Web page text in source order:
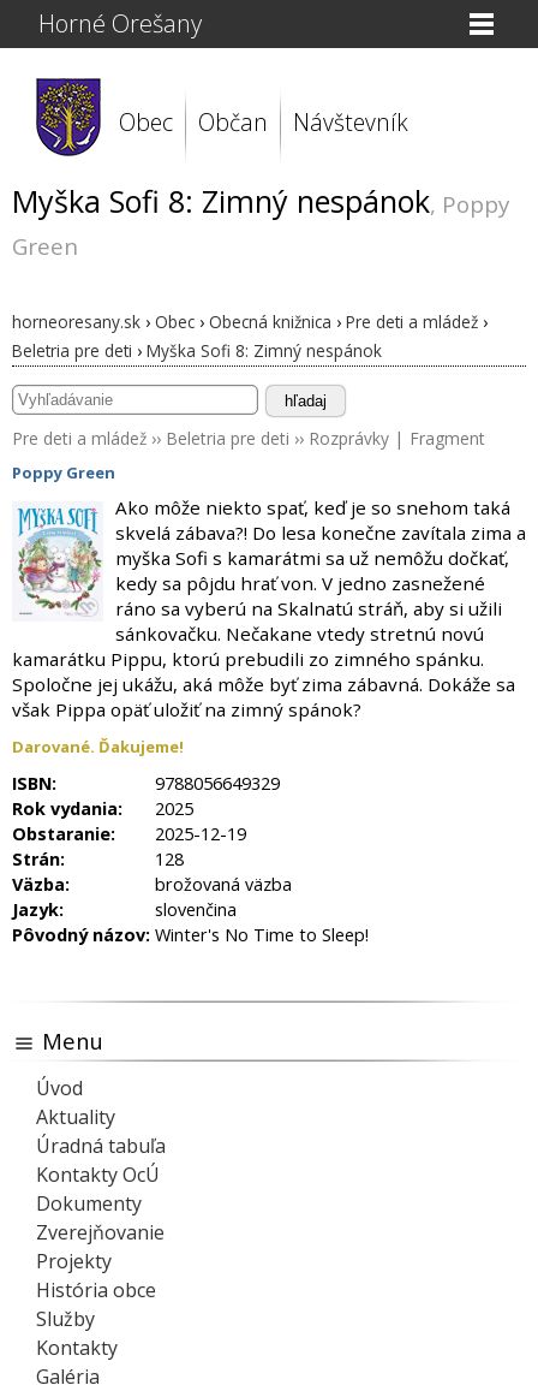
Horné Orešany
Obec Občan Návštevník
Myška Sofi 8: Zimný nespánok, Poppy
Green
horneoresany.sk › Obec › Obecná knižnica › Pre deti a mládež ›
Beletria pre deti › Myška Sofi 8: Zimný nespánok
hľadaj
Pre deti a mládež ›› Beletria pre deti ›› Rozprávky | Fragment
Poppy Green
Ako môže niekto spať, keď je so snehom taká
skvelá zábava?! Do lesa konečne zavítala zima a
myška Sofi s kamarátmi sa už nemôžu dočkať,
kedy sa pôjdu hrať von. V jedno zasnežené
ráno sa vyberú na Skalnatú stráň, aby si užili
sánkovačku. Nečakane vtedy stretnú novú
kamarátku Pippu, ktorú prebudili zo zimného spánku.
Spoločne jej ukážu, aká môže byť zima zábavná. Dokáže sa
však Pippa opäť uložiť na zimný spánok?
Darované. Ďakujeme!
ISBN:
9788056649329
Rok vydania:
2025
Obstaranie:
2025-12-19
Strán:
128
Väzba:
brožovaná väzba
Jazyk:
slovenčina
Pôvodný názov: Winter's No Time to Sleep!
Menu
Úvod
Aktuality
Úradná tabuľa
Kontakty OcÚ
Dokumenty
Zverejňovanie
Projekty
História obce
Služby
Kontakty
Galéria